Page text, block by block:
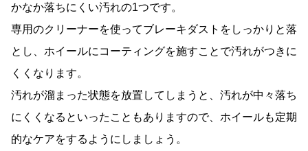
かなか落ちにくい汚れの1つです。
専用のクリーナーを使ってブレーキダストをしっかりと落
とし、ホイールにコーティングを施すことで汚れがつきに
くくなります。
汚れが溜まった状態を放置してしまうと、汚れが中々落ち
にくくなるといったこともありますので、ホイールも定期
的なケアをするようにしましょう。